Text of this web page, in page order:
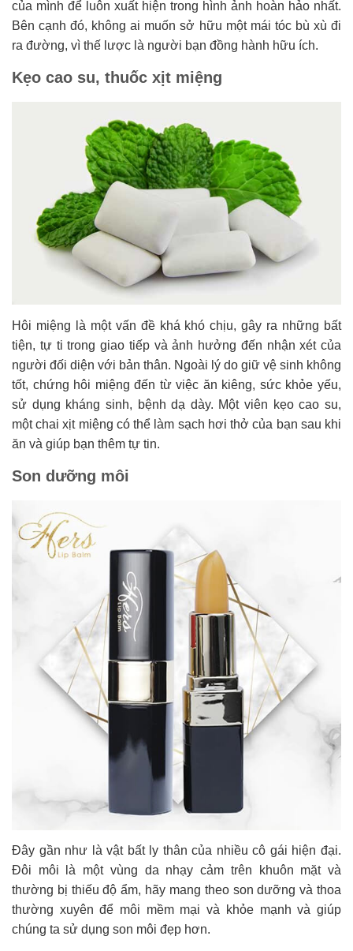
của mình để luôn xuất hiện trong hình ảnh hoàn hảo nhất.
Bên cạnh đó, không ai muốn sở hữu một mái tóc bù xù đi
ra đường, vì thế lược là người bạn đồng hành hữu ích.
Kẹo cao su, thuốc xịt miệng
Hôi miệng là một vấn đề khá khó chịu, gây ra những bất
tiện, tự ti trong giao tiếp và ảnh hưởng đến nhận xét của
người đối diện với bản thân. Ngoài lý do giữ vệ sinh không
tốt, chứng hôi miệng đến từ việc ăn kiêng, sức khỏe yếu,
sử dụng kháng sinh, bệnh dạ dày. Một viên kẹo cao su,
một chai xịt miệng có thể làm sạch hơi thở của bạn sau khi
ăn và giúp bạn thêm tự tin.
Son dưỡng môi
Đây gần như là vật bất ly thân của nhiều cô gái hiện đại.
Đôi môi là một vùng da nhạy cảm trên khuôn mặt và
thường bị thiếu độ ẩm, hãy mang theo son dưỡng và thoa
thường xuyên để môi mềm mại và khỏe mạnh và giúp
chúng ta sử dụng son môi đẹp hơn.